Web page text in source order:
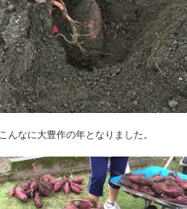
んなに大豊作の年となりました。